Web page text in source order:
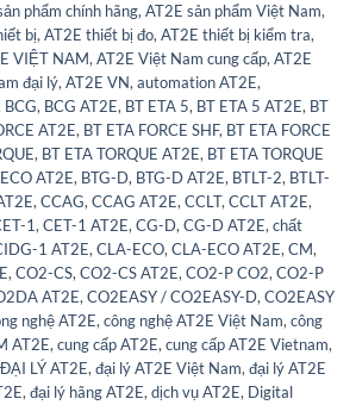
phẩm chính hãng,AT2E sản phẩm Việt Nam,
bị,AT2E thiết bị đo,AT2E thiết bị kiểm tra,
VIỆT NAM,AT2E Việt Nam cung cấp,AT2E
đại lý,AT2E VN,automation AT2E,
BCG, BCG AT2E, BT ETA 5, BT ETA 5 AT2E, BT
AT2E, BT ETA FORCE SHF, BT ETA FORCE
, BT ETA TORQUE AT2E, BT ETA TORQUE
AT2E, BTG-D, BTG-D AT2E, BTLT-2, BTLT-
,CCAG,CCAG AT2E,CCLT,CCLT AT2E,
1,CET-1 AT2E,CG-D,CG-D AT2E,chất
1 AT2E,CLA-ECO,CLA-ECO AT2E,CM,
,CO2-CS,CO2-CS AT2E,CO2-P CO2,CO2-P
AT2E,CO2EASY / CO2EASY-D,CO2EASY
nghệ AT2E,công nghệ AT2E Việt Nam,công
AT2E,cung cấp AT2E,cung cấp AT2E Vietnam,
ĐẠI LÝ AT2E,đại lý AT2E Việt Nam,đại lý AT2E
,đại lý hãng AT2E,dịch vụ AT2E, Digital